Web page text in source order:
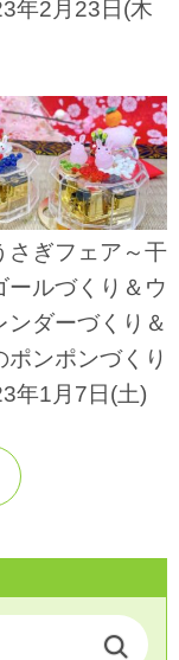
年2月23日(木
さぎフェア～干
ールづくり＆ウ
ンダーづくり＆
ポンポンづくり
年1月7日(土)